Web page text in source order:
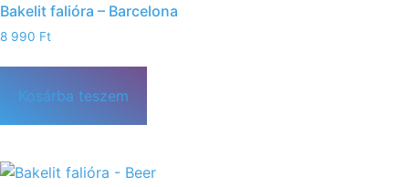
Bakelit falióra – Barcelona
8 990 Ft
Kosárba teszem